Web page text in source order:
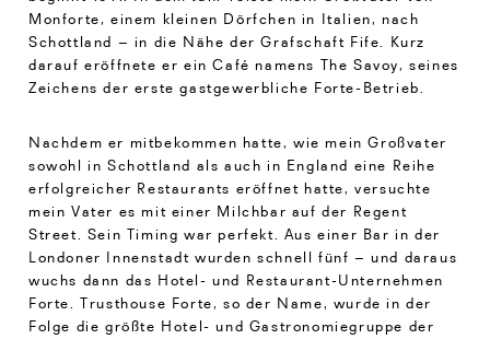
Monforte, einem kleinen Dörfchen in Italien, nach
Schottland – in die Nähe der Grafschaft Fife. Kurz
darauf eröffnete er ein Café namens The Savoy, seines
Zeichens der erste gastgewerbliche Forte-Betrieb.
Nachdem er mitbekommen hatte, wie mein Großvater
sowohl in Schottland als auch in England eine Reihe
erfolgreicher Restaurants eröffnet hatte, versuchte
mein Vater es mit einer Milchbar auf der Regent
Street. Sein Timing war perfekt. Aus einer Bar in der
Londoner Innenstadt wurden schnell fünf – und daraus
wuchs dann das Hotel- und Restaurant-Unternehmen
Forte. Trusthouse Forte, so der Name, wurde in der
Folge die größte Hotel- und Gastronomiegruppe der